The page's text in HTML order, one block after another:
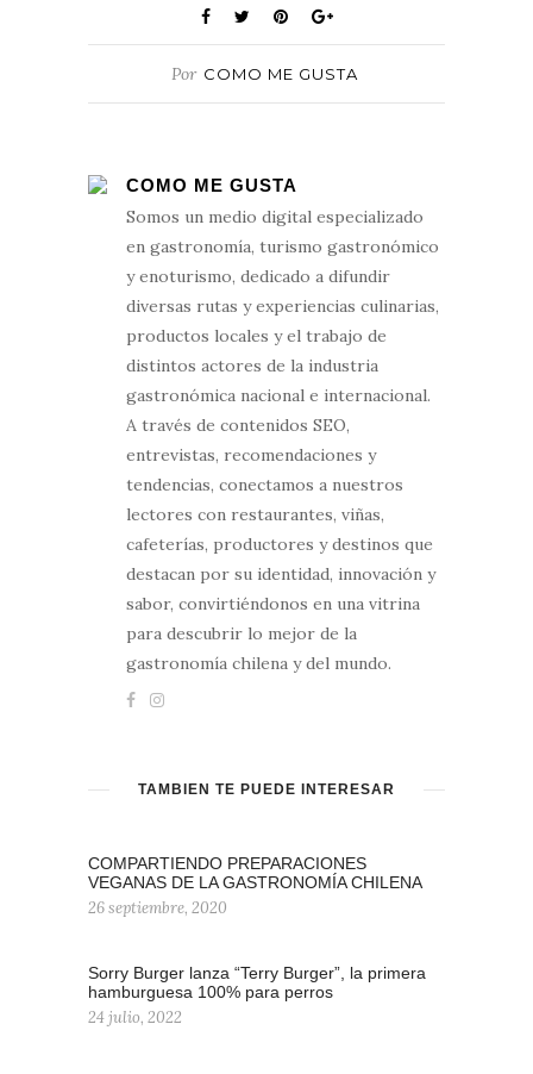
Por COMO ME GUSTA
COMO ME GUSTA
Somos un medio digital especializado
en gastronomía, turismo gastronómico
y enoturismo, dedicado a difundir
diversas rutas y experiencias culinarias,
productos locales y el trabajo de
distintos actores de la industria
gastronómica nacional e internacional.
A través de contenidos SEO,
entrevistas, recomendaciones y
tendencias, conectamos a nuestros
lectores con restaurantes, viñas,
cafeterías, productores y destinos que
destacan por su identidad, innovación y
sabor, convirtiéndonos en una vitrina
para descubrir lo mejor de la
gastronomía chilena y del mundo.
TAMBIÉN TE PUEDE INTERESAR
COMPARTIENDO PREPARACIONES
VEGANAS DE LA GASTRONOMÍA CHILENA
26 septiembre, 2020
Sorry Burger lanza “Terry Burger”, la primera
hamburguesa 100% para perros
24 julio, 2022